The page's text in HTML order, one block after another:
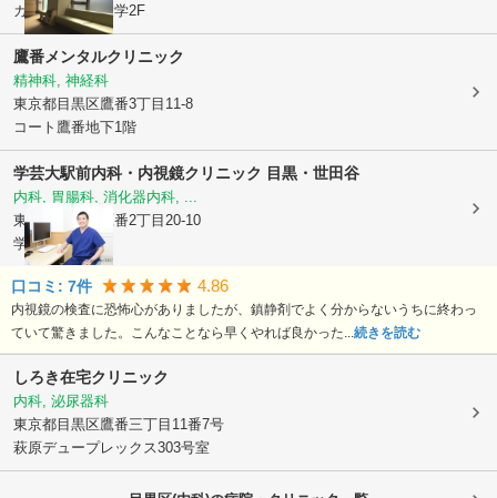
カザーナ学芸大学2F
鷹番メンタルクリニック
精神科, 神経科
東京都目黒区鷹番3丁目11-8
コート鷹番地下1階
学芸大駅前内科・内視鏡クリニック 目黒・世田谷
内科, 胃腸科, 消化器内科, ...
東京都目黒区
鷹番2丁目20-10
学大80ビル 3F
口コミ: 7件 4.86
内視鏡の検査に恐怖心がありましたが、鎮静剤でよく分からないうちに終わっ
ていて驚きました。こんなことなら早くやれば良かった...続きを読む
しろき在宅クリニック
内科, 泌尿器科
東京都目黒区鷹番三丁目11番7号
萩原デュープレックス303号室